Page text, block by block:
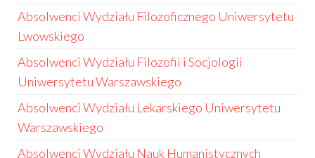
Absolwenci Wydziału Filozoficznego Uniwersytetu
Lwowskiego
Absolwenci Wydziału Filozofii i Socjologii
Uniwersytetu Warszawskiego
Absolwenci Wydziału Lekarskiego Uniwersytetu
Warszawskiego
Absolwenci Wydziału Nauk Humanistycznych